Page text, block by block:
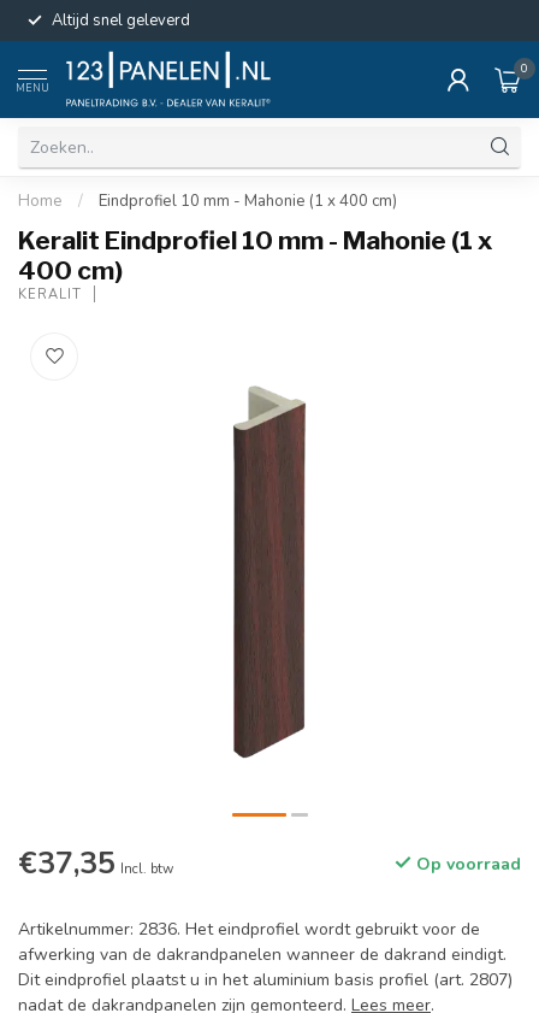
Altijd snel geleverd
MENU
0
Home / Eindprofiel 10 mm - Mahonie (1 x 400 cm)
Keralit Eindprofiel 10 mm - Mahonie (1 x
400 cm)
KERALIT
€37,35 Incl. btw Op voorraad
Artikelnummer: 2836. Het eindprofiel wordt gebruikt voor de
afwerking van de dakrandpanelen wanneer de dakrand eindigt.
Dit eindprofiel plaatst u in het aluminium basis profiel (art. 2807)
nadat de dakrandpanelen zijn gemonteerd. Lees meer.